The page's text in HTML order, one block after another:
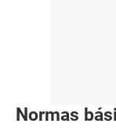
Normas